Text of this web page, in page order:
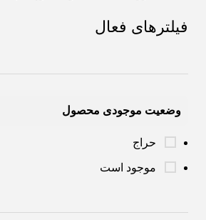
فیلترهای فعال
وضعیت موجودی محصول
حراج
موجود است